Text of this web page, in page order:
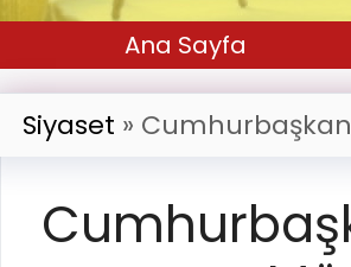
Ana Sayfa
Siyaset »